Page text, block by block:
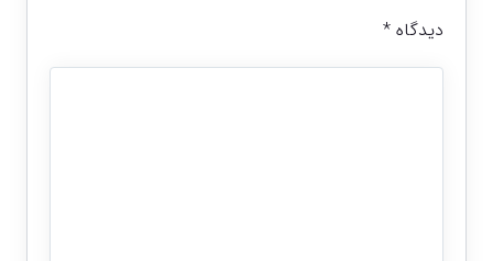
دیدگاه*